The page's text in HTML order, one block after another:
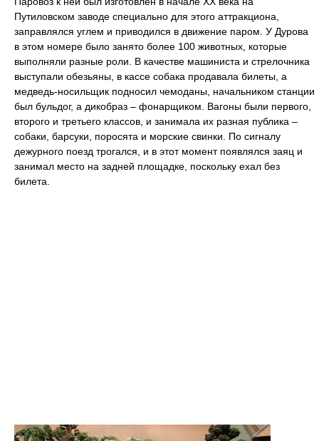
Путиловском заводе специально для этого аттракциона,
заправлялся углем и приводился в движение паром. У Дурова
в этом номере было занято более 100 животных, которые
выполняли разные роли. В качестве машиниста и стрелочника
выступали обезьяны, в кассе собака продавала билеты, а
медведь-носильщик подносил чемоданы, начальником станции
был бульдог, а дикобраз – фонарщиком. Вагоны были первого,
второго и третьего классов, и занимала их разная публика –
собаки, барсуки, поросята и морские свинки. По сигналу
дежурного поезд трогался, и в этот момент появлялся заяц и
занимал место на задней площадке, поскольку ехал без
билета.